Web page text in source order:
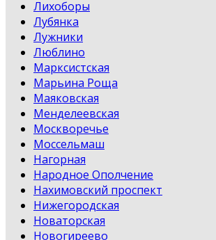
Лихоборы
Лубянка
Лужники
Люблино
Марксистская
Марьина Роща
Маяковская
Менделеевская
Москворечье
Моссельмаш
Нагорная
Народное Ополчение
Нахимовский проспект
Нижегородская
Новаторская
Новогиреево